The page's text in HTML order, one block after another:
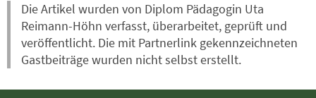
Die Artikel wurden von Diplom Pädagogin Uta
Reimann-Höhn verfasst, überarbeitet, geprüft und
veröffentlicht. Die mit Partnerlink gekennzeichneten
Gastbeiträge wurden nicht selbst erstellt.